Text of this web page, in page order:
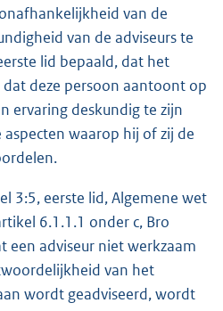
van de
van de adviseurs te
lid bepaald, dat het
deze persoon aantoont op
ervaring deskundig te zijn
waarop hij of zij de
3:5, eerste lid, Algemene wet
6.1.1.1 onder c, Bro
een adviseur niet werkzaam
van het
wordt geadviseerd, wordt